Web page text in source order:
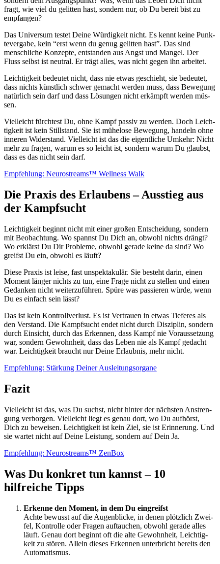
fragt, wie viel du gelit­ten hast, son­dern nur, ob Du bereit bist zu
emp­fan­gen?
Das Uni­ver­sum tes­tet Dei­ne Wür­dig­keit nicht. Es kennt kei­ne Punk­
te­ver­ga­be, kein “erst wenn du genug gelit­ten hast”. Das sind
mensch­li­che Kon­zep­te, ent­stan­den aus Angst und Man­gel. Der
Fluss selbst ist neu­tral. Er trägt alles, was nicht gegen ihn arbei­tet.
Leich­tig­keit bedeu­tet nicht, dass nie etwas geschieht, sie bedeu­tet,
dass nichts künst­lich schwer gemacht wer­den muss, dass Bewe­gung
natür­lich sein darf und dass Lösun­gen nicht erkämpft wer­den müs­
sen.
Viel­leicht fürch­test Du, ohne Kampf pas­siv zu wer­den. Doch Leich­
tig­keit ist kein Still­stand. Sie ist mühe­lo­se Bewe­gung, han­deln ohne
inne­ren Wider­stand. Viel­leicht ist das die eigent­li­che Umkehr: Nicht
mehr zu fra­gen, war­um es so leicht ist, son­dern war­um Du glaubst,
dass es das nicht sein darf.
Emp­feh­lung: Neu­ro­st­reams™ Well­ness Walk
Die Praxis des Erlaubens – Ausstieg aus
der Kampfsucht
Leich­tig­keit beginnt nicht mit einer gro­ßen Ent­schei­dung, son­dern
mit Beob­ach­tung. Wo spannst Du Dich an, obwohl nichts drängt?
Wo erklärst Du Dir Pro­ble­me, obwohl gera­de kei­ne da sind? Wo
greifst Du ein, obwohl es läuft?
Die­se Pra­xis ist lei­se, fast unspek­ta­ku­lär. Sie besteht dar­in, einen
Moment län­ger nichts zu tun, eine Fra­ge nicht zu stel­len und einen
Gedan­ken nicht wei­ter­zu­füh­ren. Spü­re was pas­sie­ren wür­de, wenn
Du es ein­fach sein lässt?
Das ist kein Kon­troll­ver­lust. Es ist Ver­trau­en in etwas Tie­fe­res als
den Ver­stand. Die Kampf­sucht endet nicht durch Dis­zi­plin, son­dern
durch Ein­sicht, durch das Erken­nen, dass Kampf nie Vor­aus­set­zung
war, son­dern Gewohn­heit, dass das Leben nie als Kampf gedacht
war. Leich­tig­keit braucht nur Dei­ne Erlaub­nis, mehr nicht.
Emp­feh­lung: Stär­kung Dei­ner Aus­lei­tungs­or­ga­ne
Fazit
Viel­leicht ist das, was Du suchst, nicht hin­ter der nächs­ten Anstren­
gung ver­bor­gen. Viel­leicht liegt es genau dort, wo Du auf­hörst,
Dich zu bewei­sen. Leich­tig­keit ist kein Ziel, sie ist Erin­ne­rung. Und
sie war­tet nicht auf Dei­ne Leis­tung, son­dern auf Dein Ja.
Emp­feh­lung: Neu­ro­st­reams™ Zen­Box
Was Du konkret tun kannst – 10
hilfreiche Tipps
Erken­ne den Moment, in dem Du ein­greifst
Ach­te bewusst auf die Augen­bli­cke, in denen plötz­lich Zwei­
fel, Kon­trol­le oder Fra­gen auf­tau­chen, obwohl gera­de alles
läuft. Genau dort beginnt oft die alte Gewohn­heit, Leich­tig­
keit zu stö­ren. Allein die­ses Erken­nen unter­bricht bereits den
Auto­ma­tis­mus.